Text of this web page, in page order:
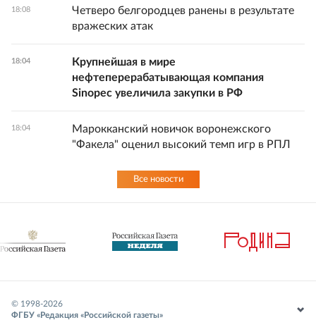
18:08
Четверо белгородцев ранены в результате
вражеских атак
18:04
Крупнейшая в мире
нефтеперерабатывающая компания
Sinopec увеличила закупки в РФ
18:04
Марокканский новичок воронежского
"Факела" оценил высокий темп игр в РПЛ
Все новости
© 1998-2026
ФГБУ «Редакция «Российской газеты»